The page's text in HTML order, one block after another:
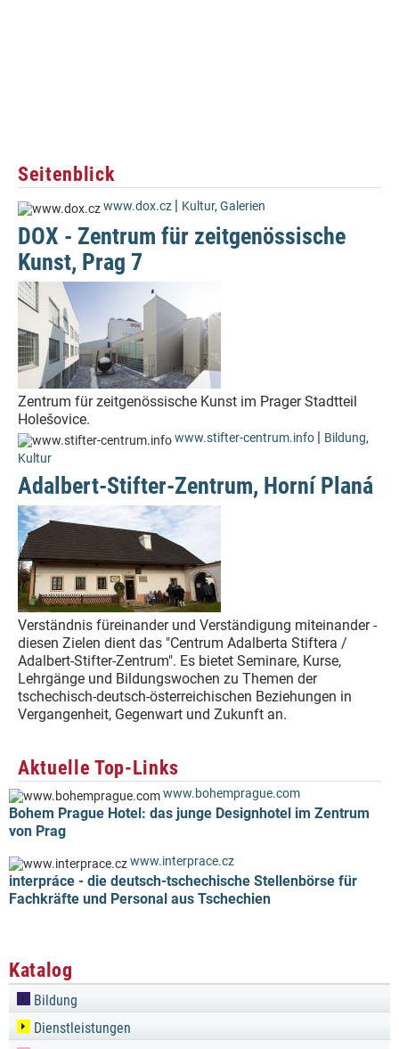
Seitenblick
www.dox.cz | Kultur, Galerien
DOX - Zentrum für zeitgenössische
Kunst, Prag 7
Zentrum für zeitgenössische Kunst im Prager Stadtteil
Holešovice.
www.stifter-centrum.info | Bildung,
Kultur
Adalbert-Stifter-Zentrum, Horní Planá
Verständnis füreinander und Verständigung miteinander -
diesen Zielen dient das "Centrum Adalberta Stiftera /
Adalbert-Stifter-Zentrum". Es bietet Seminare, Kurse,
Lehrgänge und Bildungswochen zu Themen der
tschechisch-deutsch-österreichischen Beziehungen in
Vergangenheit, Gegenwart und Zukunft an.
Aktuelle Top-Links
www.bohemprague.com
Bohem Prague Hotel: das junge Designhotel im Zentrum
von Prag
www.interprace.cz
interpráce - die deutsch-tschechische Stellenbörse für
Fachkräfte und Personal aus Tschechien
Katalog
Bildung
Dienstleistungen